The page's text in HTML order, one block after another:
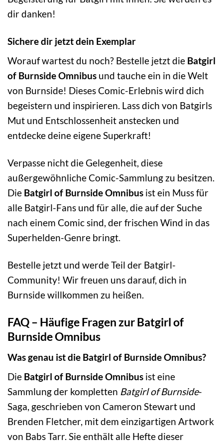
dir danken!
Sichere dir jetzt dein Exemplar
Worauf wartest du noch? Bestelle jetzt die Batgirl
of Burnside Omnibus und tauche ein in die Welt
von Burnside! Dieses Comic-Erlebnis wird dich
begeistern und inspirieren. Lass dich von Batgirls
Mut und Entschlossenheit anstecken und
entdecke deine eigene Superkraft!
Verpasse nicht die Gelegenheit, diese
außergewöhnliche Comic-Sammlung zu besitzen.
Die Batgirl of Burnside Omnibus ist ein Muss für
alle Batgirl-Fans und für alle, die auf der Suche
nach einem Comic sind, der frischen Wind in das
Superhelden-Genre bringt.
Bestelle jetzt und werde Teil der Batgirl-
Community! Wir freuen uns darauf, dich in
Burnside willkommen zu heißen.
FAQ – Häufige Fragen zur Batgirl of
Burnside Omnibus
Was genau ist die Batgirl of Burnside Omnibus?
Die Batgirl of Burnside Omnibus ist eine
Sammlung der kompletten Batgirl of Burnside-
Saga, geschrieben von Cameron Stewart und
Brenden Fletcher, mit dem einzigartigen Artwork
von Babs Tarr. Sie enthält alle Hefte dieser